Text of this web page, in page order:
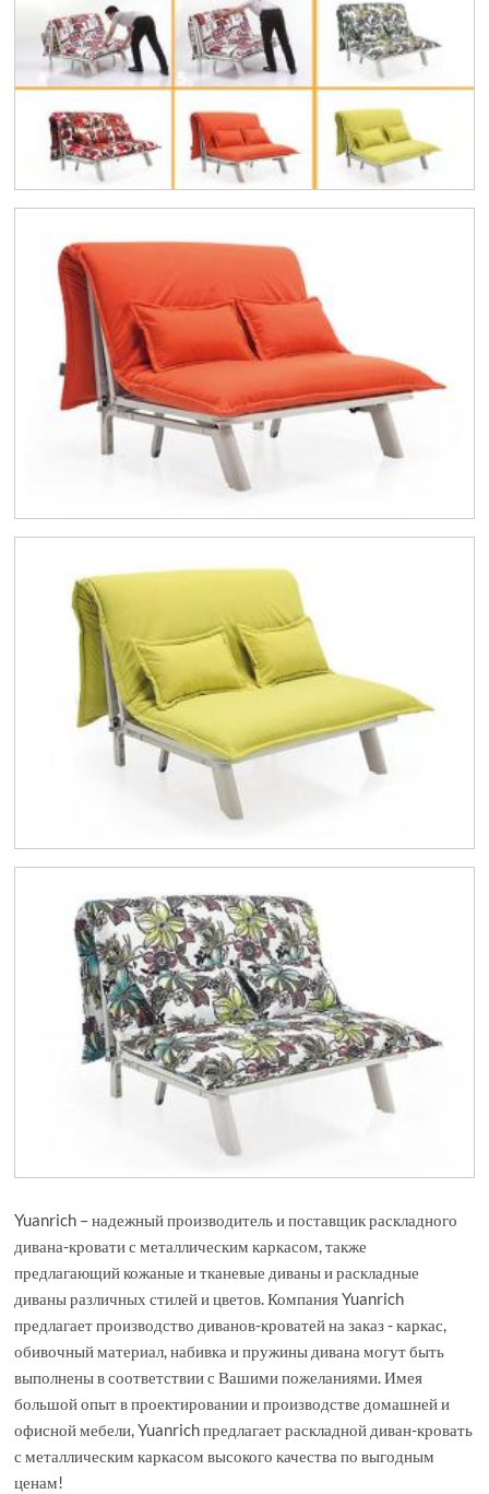
Yuanrich – надежный производитель и поставщик раскладного
дивана-кровати с металлическим каркасом, также
предлагающий кожаные и тканевые диваны и раскладные
диваны различных стилей и цветов. Компания Yuanrich
предлагает производство диванов-кроватей на заказ - каркас,
обивочный материал, набивка и пружины дивана могут быть
выполнены в соответствии с Вашими пожеланиями. Имея
большой опыт в проектировании и производстве домашней и
офисной мебели, Yuanrich предлагает раскладной диван-кровать
с металлическим каркасом высокого качества по выгодным
ценам!